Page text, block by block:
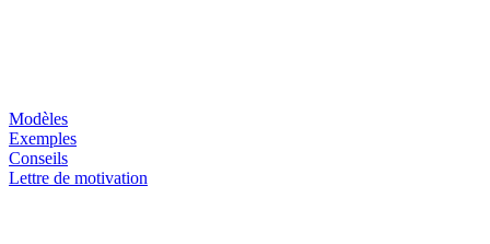
Modèles
Exemples
Conseils
Lettre de motivation